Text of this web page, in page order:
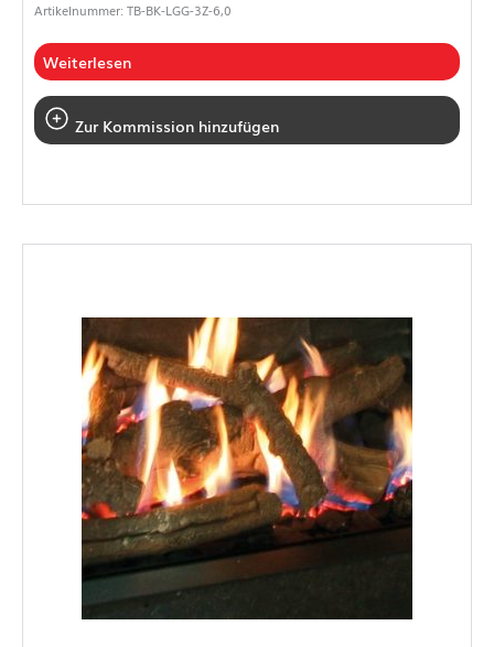
Artikelnummer: TB-BK-LGG-3Z-6,0
Weiterlesen
Zur Kommission hinzufügen